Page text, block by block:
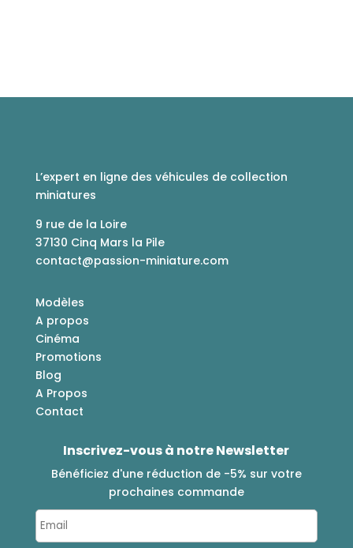
L’expert en ligne des véhicules de collection
miniatures
9 rue de la Loire
37130 Cinq Mars la Pile
contact@passion-miniature.com
Modèles
A propos
Cinéma
Promotions
Blog
A Propos
Contact
Inscrivez-vous à notre Newsletter
Bénéficiez d'une réduction de -5% sur votre
prochaines commande